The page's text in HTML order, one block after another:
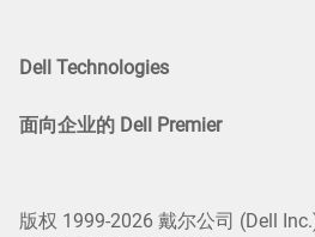
Dell Technologies
面向企业的 Dell Premier
版权 1999-2026 戴尔公司 (Dell